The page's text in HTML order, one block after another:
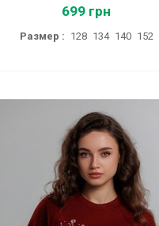
699 грн
Размер : 128 134 140 152